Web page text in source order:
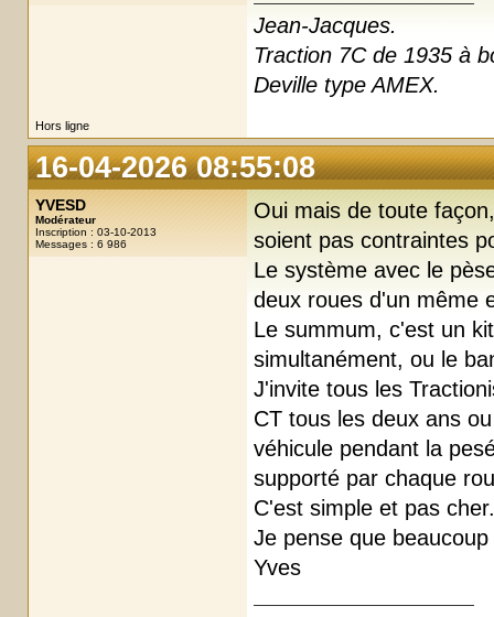
Jean-Jacques.
Traction 7C de 1935 à
Deville type AMEX.
Hors ligne
16-04-2026 08:55:08
YVESD
Modérateur
Inscription : 03-10-2013
Messages : 6 986
Oui mais de toute
soient pas contraintes
Le système avec le
deux roues d'un même
Le summum, c'est un
simultanément, ou le
J'invite tous les
CT tous les deux ans
véhicule pendant la
supporté par chaque
C'est simple et pas cher.
Je pense que
Yves